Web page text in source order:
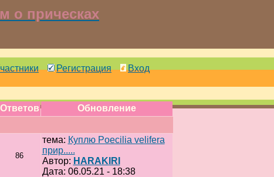
о прическах
Регистрация
Вход
Ответов
Обновление
86
тема: Куплю Poecilia velifera
прир.....
Автор: HARAKIRI
Дата: 06.05.21 - 18:38